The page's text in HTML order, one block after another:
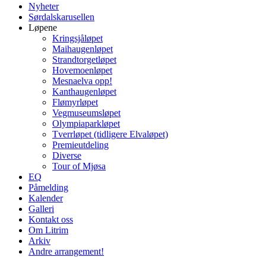
Nyheter
Sørdalskarusellen
Løpene
Kringsjåløpet
Maihaugenløpet
Strandtorgetløpet
Hovemoenløpet
Mesnaelva opp!
Kanthaugenløpet
Flømyrløpet
Vegmuseumsløpet
Olympiaparkløpet
Tverrløpet (tidligere Elvaløpet)
Premieutdeling
Diverse
Tour of Mjøsa
EQ
Påmelding
Kalender
Galleri
Kontakt oss
Om Litrim
Arkiv
Andre arrangement!